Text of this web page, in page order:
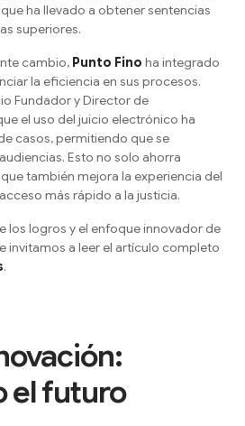
ha llevado a obtener sentencias
superiores.
cambio, Punto Fino ha integrado
la eficiencia en sus procesos.
Fundador y Director de
el uso del juicio electrónico ha
casos, permitiendo que se
Esto no solo ahorra
también mejora la experiencia del
más rápido a la justicia.
los logros y el enfoque innovador de
invitamos a leer el artículo completo
.
el futuro